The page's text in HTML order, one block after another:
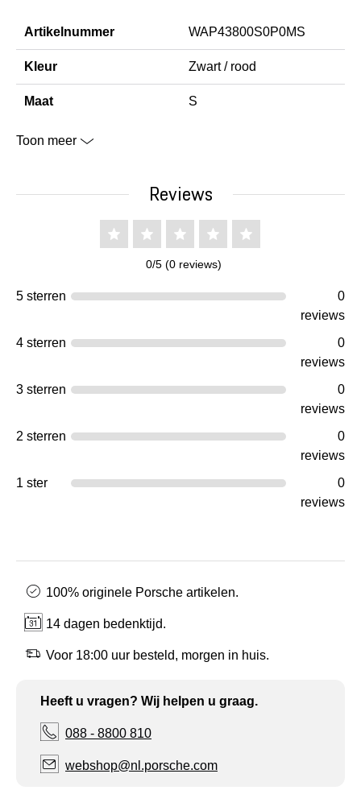
Artikelnummer WAP43800S0P0MS
Kleur Zwart / rood
Maat S
Toon meer
Reviews
0/5 (0 reviews)
5 sterren
0
reviews
4 sterren
0
reviews
3 sterren
0
reviews
2 sterren
0
reviews
1 ster
0
reviews
100% originele Porsche artikelen.
14 dagen bedenktijd.
Voor 18:00 uur besteld, morgen in huis.
Heeft u vragen? Wij helpen u graag.
088 - 8800 810
webshop@nl.porsche.com